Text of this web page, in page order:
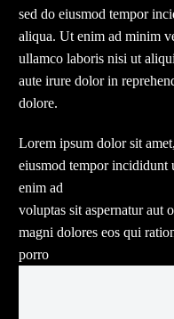
sed do eiusmod tempor
aliqua. Ut enim ad minim
ullamco laboris nisi ut
aute irure dolor in
dolore.
Lorem ipsum dolor sit
eiusmod tempor incididunt
enim ad
voluptas sit aspernatur aut
magni dolores eos qui
porro